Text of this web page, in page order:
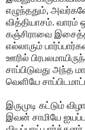
எழுந்ததும்,
வித்தியாசம். வாரம்
கஞ்சிராவை
எல்லாரும்
ஊரில்
சாப்பிடுவது அந்த
வெளியே
இருமுடி கட்டும்
இவன் சாமியே